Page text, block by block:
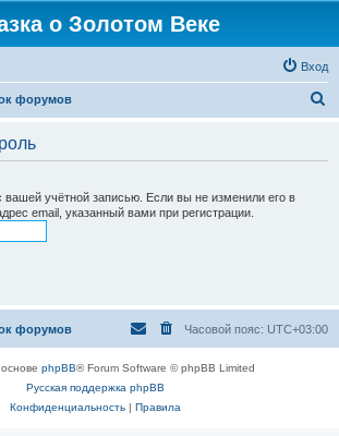
о Золотом Веке
Вход
форумов
вашей учётной записью. Если вы не изменили его в
email, указанный вами при регистрации.
форумов Часовой пояс: UTC+03:00
phpBB® Forum Software © phpBB Limited
Русская поддержка phpBB
Конфиденциальность| Правила